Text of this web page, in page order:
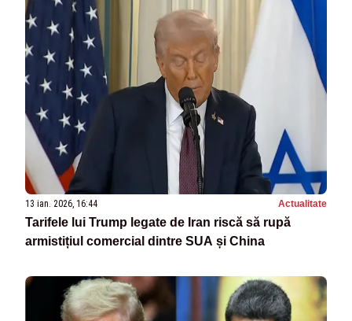
13 ian. 2026, 16:44 Actualitate
Tarifele lui Trump legate de Iran riscă să rupă
armistițiul comercial dintre SUA și China